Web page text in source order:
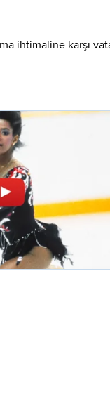
ihtimaline karşı